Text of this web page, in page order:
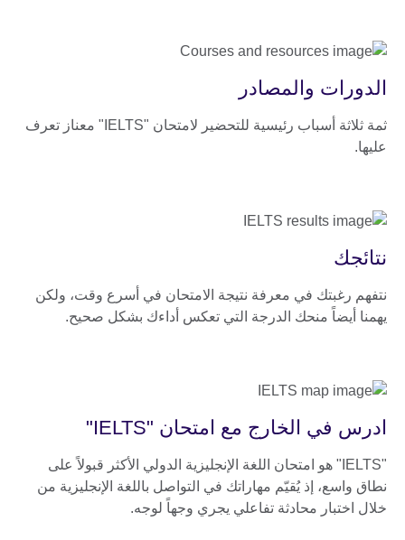
الدورات والمصادر
ثمة ثلاثة أسباب رئيسية للتحضير لامتحان "IELTS" معناز تعرف
عليها.
نتائجك
نتفهم رغبتك في معرفة نتيجة الامتحان في أسرع وقت، ولكن
يهمنا أيضاً منحك الدرجة التي تعكس أداءك بشكل صحيح.
ادرس في الخارج مع امتحان "IELTS"
"IELTS" هو امتحان اللغة الإنجليزية الدولي الأكثر قبولاً على
نطاق واسع، إذ يُقيّم مهاراتك في التواصل باللغة الإنجليزية من
خلال اختبار محادثة تفاعلي يجري وجهاً لوجه.